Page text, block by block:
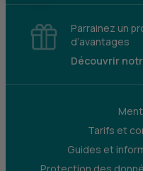
Parrainez un
d’avantages
Découvrir
Tarifs et
Guides et